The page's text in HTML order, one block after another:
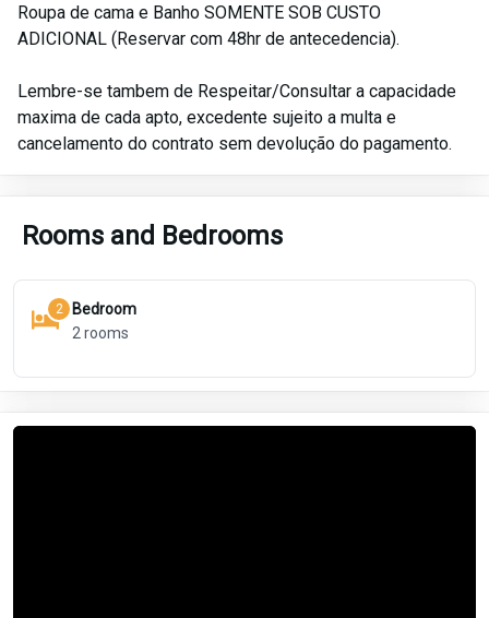
Roupa de cama e Banho SOMENTE SOB CUSTO
ADICIONAL (Reservar com 48hr de antecedencia).
Lembre-se tambem de Respeitar/Consultar a capacidade
maxima de cada apto, excedente sujeito a multa e
cancelamento do contrato sem devolução do pagamento.
Rooms and Bedrooms
2
Bedroom
2 rooms